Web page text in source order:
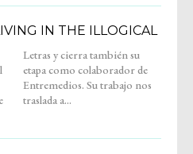
IN THE ILLOGICAL
traslada a...